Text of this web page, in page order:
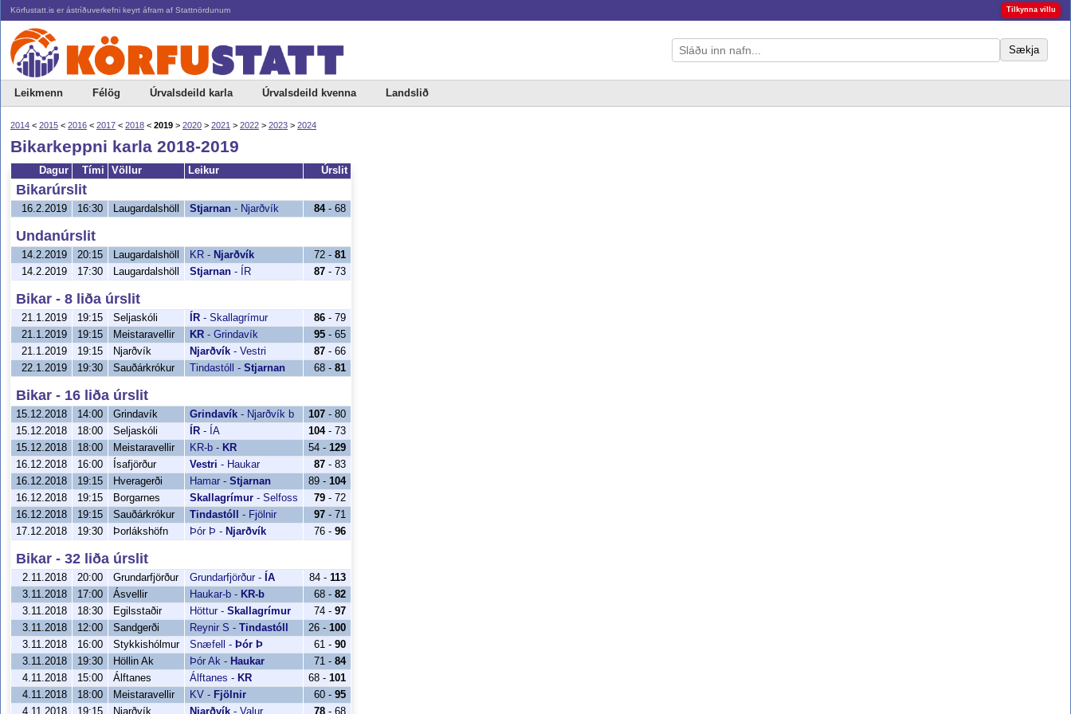
Körfustatt.is er ástríðuverkefni keyrt áfram af Stattnördunum Tilkynna villu
Sækja
Leikmenn Félög Úrvalsdeild karla Úrvalsdeild kvenna Landslið
2014 < 2015 < 2016 < 2017 < 2018 < 2019 > 2020 > 2021 > 2022 > 2023 > 2024
Bikarkeppni karla 2018-2019
Dagur Tími Völlur Leikur Úrslit
Bikarúrslit
16.2.2019 16:30 Laugardalshöll Stjarnan - Njarðvík 84- 68
Undanúrslit
14.2.2019 20:15 Laugardalshöll KR - Njarðvík 72 - 81
14.2.2019
17:30 Laugardalshöll Stjarnan - ÍR 87 - 73
Bikar - 8 liða úrslit
21.1.2019 19:15 Seljaskóli ÍR - Skallagrímur 86 - 79
21.1.2019
19:15 Meistaravellir KR - Grindavík 95 - 65
21.1.2019
19:15 Njarðvík Njarðvík - Vestri 87 - 66
22.1.2019
19:30 Sauðárkrókur Tindastóll - Stjarnan 68 - 81
Bikar - 16 liða úrslit
15.12.2018 14:00 Grindavík Grindavík - Njarðvík b 107 - 80
15.12.2018
18:00 Seljaskóli ÍR - ÍA 104- 73
15.12.2018
18:00 Meistaravellir KR-b - KR 54 - 129
16.12.2018
16:00 Ísafjörður Vestri - Haukar 87 - 83
16.12.2018
19:15 Hveragerði Hamar - Stjarnan 89 - 104
16.12.2018
19:15 Borgarnes Skallagrímur - Selfoss 79 - 72
16.12.2018
19:15 Sauðárkrókur Tindastóll - Fjölnir 97 - 71
17.12.2018
19:30 Þorlákshöfn Þór Þ - Njarðvík 76 - 96
Bikar - 32 liða úrslit
2.11.2018 20:00 Grundarfjörður Grundarfjörður - ÍA 84 - 113
3.11.2018
17:00 Ásvellir Haukar-b - KR-b 68 - 82
3.11.2018
18:30 Egilsstaðir Höttur - Skallagrímur 74 - 97
3.11.2018
12:00 Sandgerði Reynir S - Tindastóll 26 - 100
3.11.2018
16:00 Stykkishólmur Snæfell - Þór Þ 61 - 90
3.11.2018
19:30 Höllin Ak Þór Ak - Haukar 71 - 84
4.11.2018
15:00 Álftanes Álftanes - KR 68 - 101
4.11.2018
18:00 Meistaravellir KV - Fjölnir 60 - 95
4.11.2018
19:15 Njarðvík Njarðvík - Valur 78 - 68